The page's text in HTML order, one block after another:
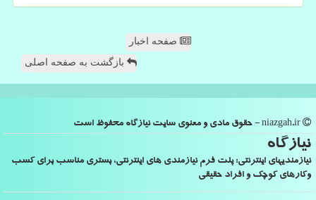
صفحه اخبار
بازگشت به صفحه اصلی
نیازگاه
نیازمندیهای اینترنتی: پلت فرم نیازمندی های اینترنتی، بستری مناسب برای کسب
وکارهای کوچک و افراد حقیقی